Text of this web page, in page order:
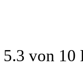
5.3 von 10